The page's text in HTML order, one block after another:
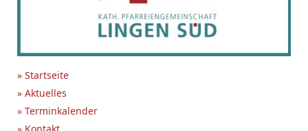
» Startseite
» Aktuelles
» Terminkalender